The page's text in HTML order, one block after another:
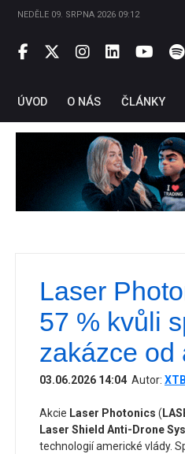
NEDĚLE 09. SRPNA 2026 09:12
ÚVOD O NÁS ČLÁNKY
Laser
57 % kvůli
zakázce od
03.06.2026 14:04 Autor: XTB
Akcie Laser Photonics (
Laser Shield Anti-Drone
technologií americké vlády.